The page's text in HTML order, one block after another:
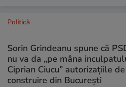
Politică
Sorin Grindeanu spune că
nu va da „pe mâna
Ciprian Ciucu” autorizațiile de
construire din București